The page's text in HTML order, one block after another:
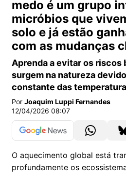
medo é um grupo
micróbios que
solo e já estão
com as mudanças
Aprenda a evitar os riscos
surgem na natureza
constante das
Por Joaquim Luppi Fernandes
12/04/2026 08:07
O aquecimento global está
profundamente os